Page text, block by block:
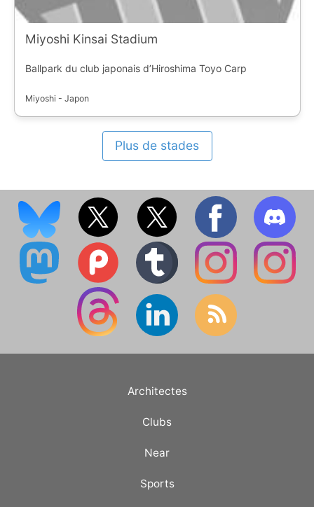
Miyoshi Kinsai Stadium
Ballpark du club japonais d’Hiroshima Toyo Carp
Miyoshi - Japon
Plus de stades
Architectes
Clubs
Near
Sports